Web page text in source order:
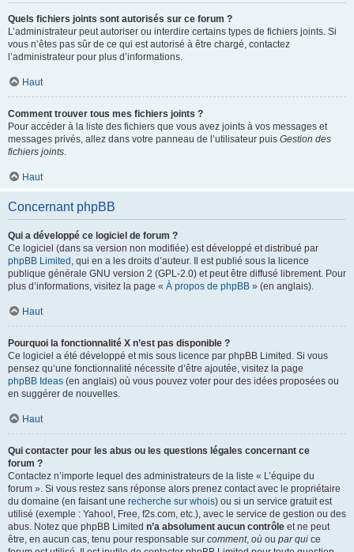
Quels fichiers joints sont autorisés sur ce forum ?
L’administrateur peut autoriser ou interdire certains types de fichiers joints. Si
vous n’êtes pas sûr de ce qui est autorisé à être chargé, contactez
l’administrateur pour plus d’informations.
Haut
Comment trouver tous mes fichiers joints ?
Pour accéder à la liste des fichiers que vous avez joints à vos messages et
messages privés, allez dans votre panneau de l’utilisateur puis Gestion des
fichiers joints.
Haut
Concernant phpBB
Qui a développé ce logiciel de forum ?
Ce logiciel (dans sa version non modifiée) est développé et distribué par
phpBB Limited , qui en a les droits d’auteur. Il est publié sous la licence
publique générale GNU version 2 (GPL-2.0) et peut être diffusé librement. Pour
plus d’informations, visitez la page « À propos de phpBB » (en anglais).
Haut
Pourquoi la fonctionnalité X n’est pas disponible ?
Ce logiciel a été développé et mis sous licence par phpBB Limited. Si vous
pensez qu’une fonctionnalité nécessite d’être ajoutée, visitez la page
phpBB Ideas (en anglais) où vous pouvez voter pour des idées proposées ou
en suggérer de nouvelles.
Haut
Qui contacter pour les abus ou les questions légales concernant ce
forum ?
Contactez n’importe lequel des administrateurs de la liste « L’équipe du
forum ». Si vous restez sans réponse alors prenez contact avec le propriétaire
du domaine (en faisant une recherche sur whois) ou si un service gratuit est
utilisé (exemple : Yahoo!, Free, f2s.com, etc.), avec le service de gestion ou des
abus. Notez que phpBB Limited n’a absolument aucun contrôle et ne peut
être, en aucun cas, tenu pour responsable sur comment, où ou par qui ce